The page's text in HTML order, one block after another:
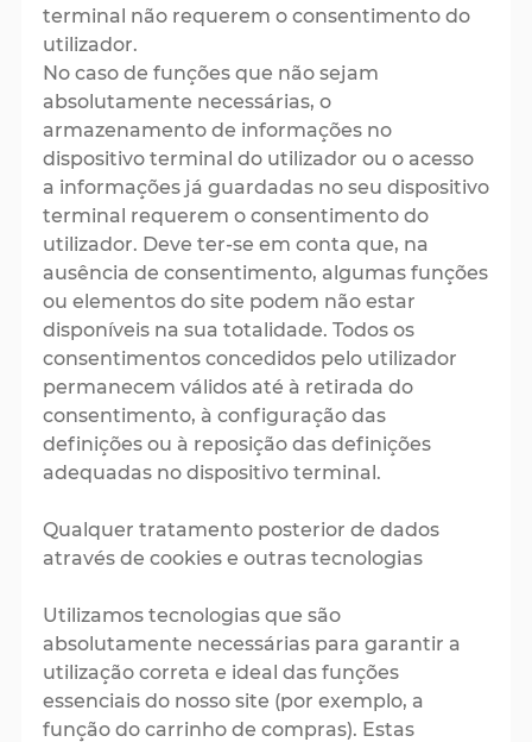
terminal não requerem o consentimento do
utilizador.
No caso de funções que não sejam
absolutamente necessárias, o
armazenamento de informações no
dispositivo terminal do utilizador ou o acesso
a informações já guardadas no seu dispositivo
terminal requerem o consentimento do
utilizador. Deve ter-se em conta que, na
ausência de consentimento, algumas funções
ou elementos do site podem não estar
disponíveis na sua totalidade. Todos os
consentimentos concedidos pelo utilizador
permanecem válidos até à retirada do
consentimento, à configuração das
definições ou à reposição das definições
adequadas no dispositivo terminal.
Qualquer tratamento posterior de dados
através de cookies e outras tecnologias
Utilizamos tecnologias que são
absolutamente necessárias para garantir a
utilização correta e ideal das funções
essenciais do nosso site (por exemplo, a
função do carrinho de compras). Estas